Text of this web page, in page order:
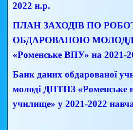
2022 н.р.
ПЛАН ЗАХОДІВ ПО
ОБДАРОВАНОЮ
«Роменське ВПУ» на 2021-
Банк даних обдарованої
молоді ДПТНЗ «Роменське
училище» у 2021-2022